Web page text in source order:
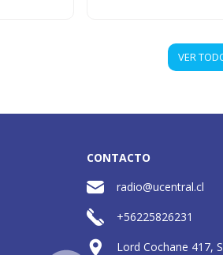
VER
CONTACTO
radio@ucentral.cl
+56225826231
Lord Cochane 417,